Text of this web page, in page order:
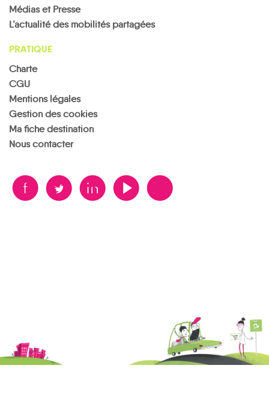
Médias et Presse
L’actualité des mobilités partagées
PRATIQUE
Charte
CGU
Mentions légales
Gestion des cookies
Ma fiche destination
Nous contacter
B A D F V